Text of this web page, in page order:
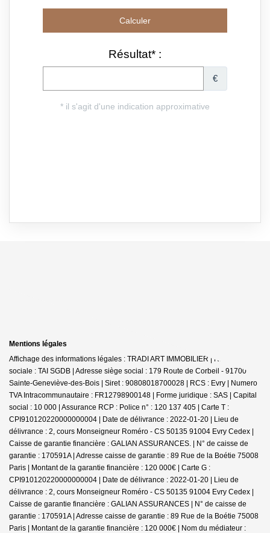
Mentions légales
Affichage des informations légales : TRADI ART IMMOBILIER | Raison
sociale : TAI SGDB | Adresse siège social : 179 Route de Corbeil - 91700
Sainte-Geneviève-des-Bois | Siret : 90808018700028 | RCS : Evry | Numero
TVA Intracommunautaire : FR12798900148 | Forme juridique : SAS | Capital
social : 10 000 | Assurance RCP : Police n° : 120 137 405 | Carte T :
CPI910120220000000004 | Date de délivrance : 2022-01-20 | Lieu de
délivrance : 2, cours Monseigneur Roméro - CS 50135 91004 Evry Cedex |
Caisse de garantie financière : GALIAN ASSURANCES. | N° de caisse de
garantie : 170591A | Adresse caisse de garantie : 89 Rue de la Boétie 75008
Paris | Montant de la garantie financière : 120 000€ | Carte G :
CPI910120220000000004 | Date de délivrance : 2022-01-20 | Lieu de
délivrance : 2, cours Monseigneur Roméro - CS 50135 91004 Evry Cedex |
Caisse de garantie financière : GALIAN ASSURANCES | N° de caisse de
garantie : 170591A | Adresse caisse de garantie : 89 Rue de la Boétie 75008
Paris | Montant de la garantie financière : 120 000€ | Nom du médiateur :